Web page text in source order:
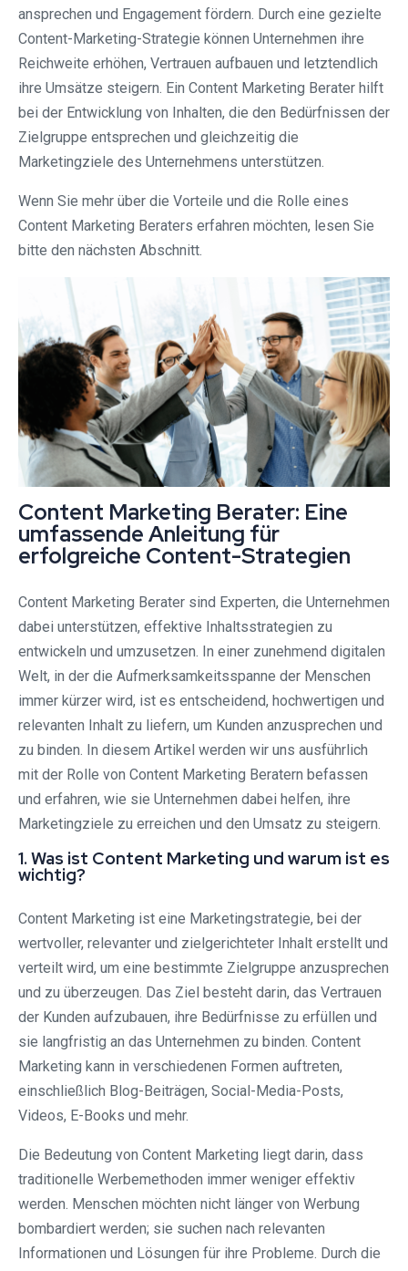
ansprechen und Engagement fördern. Durch eine gezielte
Content-Marketing-Strategie können Unternehmen ihre
Reichweite erhöhen, Vertrauen aufbauen und letztendlich
ihre Umsätze steigern. Ein Content Marketing Berater hilft
bei der Entwicklung von Inhalten, die den Bedürfnissen der
Zielgruppe entsprechen und gleichzeitig die
Marketingziele des Unternehmens unterstützen.
Wenn Sie mehr über die Vorteile und die Rolle eines
Content Marketing Beraters erfahren möchten, lesen Sie
bitte den nächsten Abschnitt.
Content Marketing Berater: Eine
umfassende Anleitung für
erfolgreiche Content-Strategien
Content Marketing Berater sind Experten, die Unternehmen
dabei unterstützen, effektive Inhaltsstrategien zu
entwickeln und umzusetzen. In einer zunehmend digitalen
Welt, in der die Aufmerksamkeitsspanne der Menschen
immer kürzer wird, ist es entscheidend, hochwertigen und
relevanten Inhalt zu liefern, um Kunden anzusprechen und
zu binden. In diesem Artikel werden wir uns ausführlich
mit der Rolle von Content Marketing Beratern befassen
und erfahren, wie sie Unternehmen dabei helfen, ihre
Marketingziele zu erreichen und den Umsatz zu steigern.
1. Was ist Content Marketing und warum ist es
wichtig?
Content Marketing ist eine Marketingstrategie, bei der
wertvoller, relevanter und zielgerichteter Inhalt erstellt und
verteilt wird, um eine bestimmte Zielgruppe anzusprechen
und zu überzeugen. Das Ziel besteht darin, das Vertrauen
der Kunden aufzubauen, ihre Bedürfnisse zu erfüllen und
sie langfristig an das Unternehmen zu binden. Content
Marketing kann in verschiedenen Formen auftreten,
einschließlich Blog-Beiträgen, Social-Media-Posts,
Videos, E-Books und mehr.
Die Bedeutung von Content Marketing liegt darin, dass
traditionelle Werbemethoden immer weniger effektiv
werden. Menschen möchten nicht länger von Werbung
bombardiert werden; sie suchen nach relevanten
Informationen und Lösungen für ihre Probleme. Durch die